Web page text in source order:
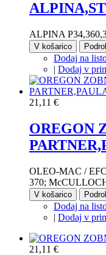
ALPINA
V košarico
Dodaj na
| Dodaj v
21,11 €
OREGON
OLEO-MAC /
370;
V košarico
Dodaj na
| Dodaj v
21,11 €